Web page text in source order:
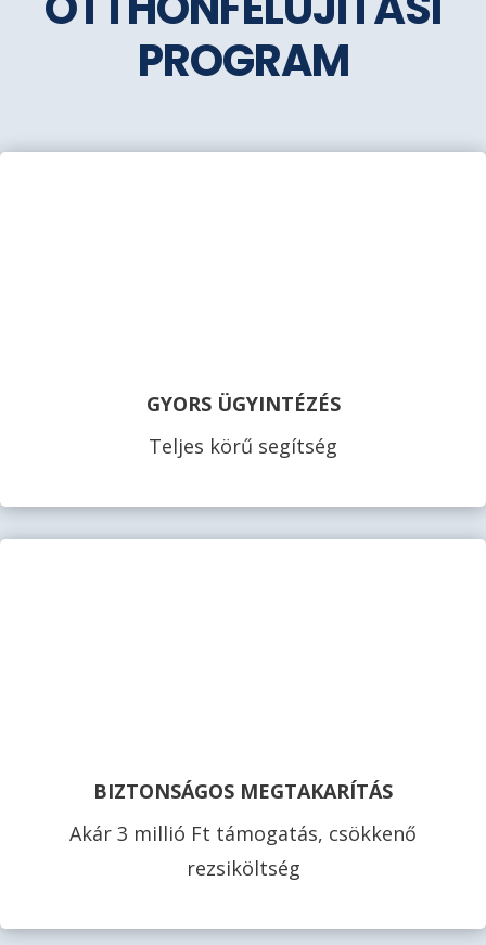
PROGRAM
GYORS ÜGYINTÉZÉS
Teljes körű segítség
BIZTONSÁGOS MEGTAKARÍTÁS
Akár 3 millió Ft támogatás, csökkenő
rezsiköltség